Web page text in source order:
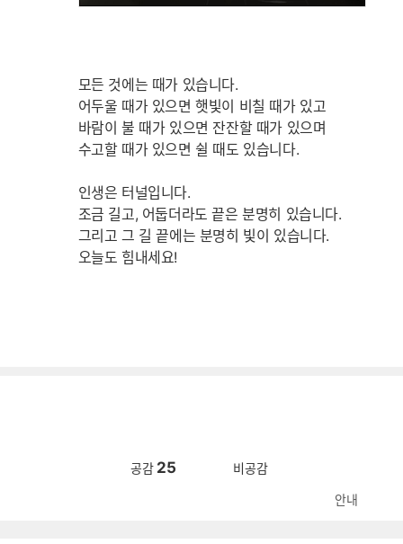
모든 것에는 때가 있습니다.
어두울 때가 있으면 햇빛이 비칠 때가 있고
바람이 불 때가 있으면 잔잔할 때가 있으며
수고할 때가 있으면 쉴 때도 있습니다.
인생은 터널입니다.
조금 길고, 어둡더라도 끝은 분명히 있습니다.
그리고 그 길 끝에는 분명히 빛이 있습니다.
오늘도 힘내세요!
공감 25 비공감
안내